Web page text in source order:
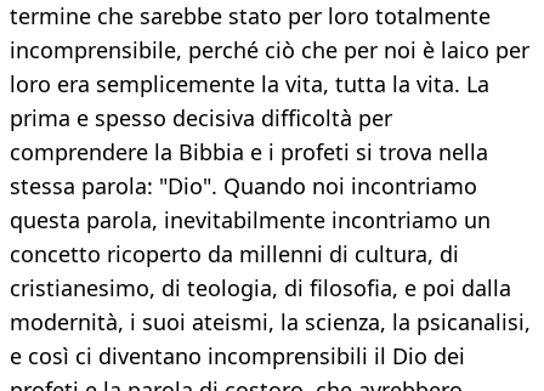
termine che sarebbe stato per loro totalmente
incomprensibile, perché ciò che per noi è laico per
loro era semplicemente la vita, tutta la vita. La
prima e spesso decisiva difficoltà per
comprendere la Bibbia e i profeti si trova nella
stessa parola: "Dio". Quando noi incontriamo
questa parola, inevitabilmente incontriamo un
concetto ricoperto da millenni di cultura, di
cristianesimo, di teologia, di filosofia, e poi dalla
modernità, i suoi ateismi, la scienza, la psicanalisi,
e così ci diventano incomprensibili il Dio dei